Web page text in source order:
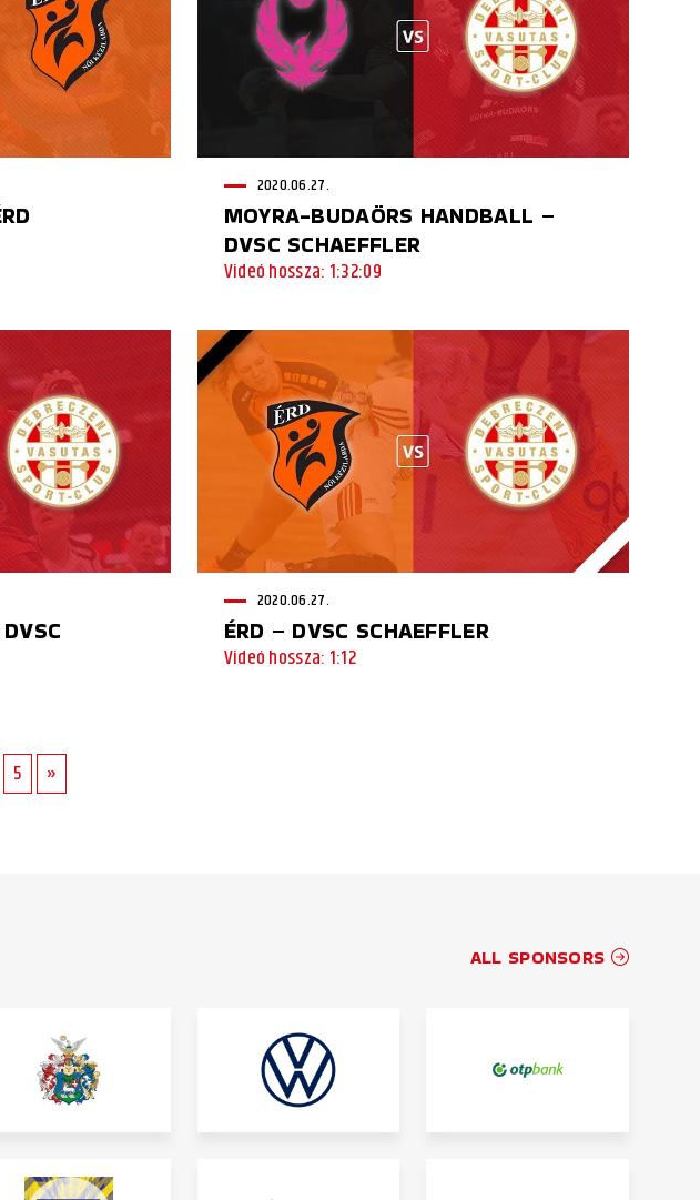
2020.06.27.
MOYRA-BUDAÖRS HANDBALL –
DVSC SCHAEFFLER
Videó hossza: 1:32:09
2020.06.27.
ÉRD – DVSC SCHAEFFLER
Videó hossza: 1:12
5 »
ALL SPONSORS